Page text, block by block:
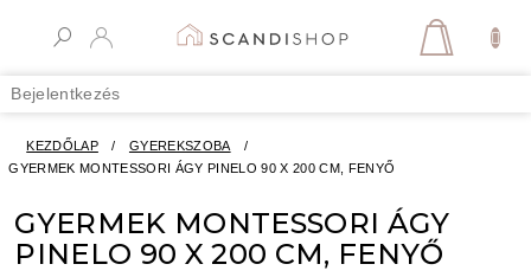
Bejelentkezés
KOSÁR
KEZDŐLAP / GYEREKSZOBA
/
GYERMEK MONTESSORI ÁGY PINELO 90 X 200 CM, FENYŐ
GYERMEK MONTESSORI ÁGY
PINELO 90 X 200 CM, FENYŐ